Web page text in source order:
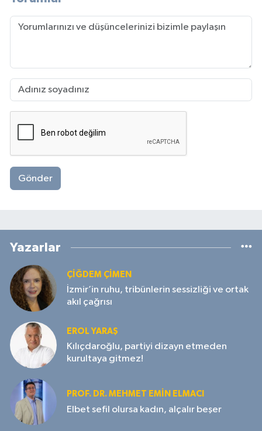
Gönder
Yazarlar
ÇIĞDEM ÇIMEN
İzmir’in ruhu, tribünlerin sessizliği ve ortak
akıl çağrısı
EROL YARAŞ
Kılıçdaroğlu, partiyi dizayn etmeden
kurultaya gitmez!
PROF. DR. MEHMET EMIN ELMACI
Elbet sefil olursa kadın, alçalır beşer